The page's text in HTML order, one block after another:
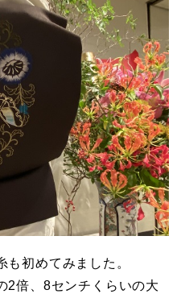
初めてみました。
2倍、8センチくらいの大